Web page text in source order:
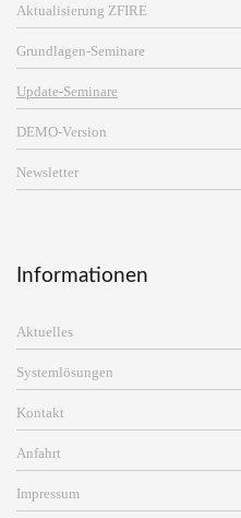
Aktualisierung ZFIRE
Grundlagen-Seminare
Update-Seminare
DEMO-Version
Newsletter
Informationen
Aktuelles
Systemlösungen
Kontakt
Anfahrt
Impressum